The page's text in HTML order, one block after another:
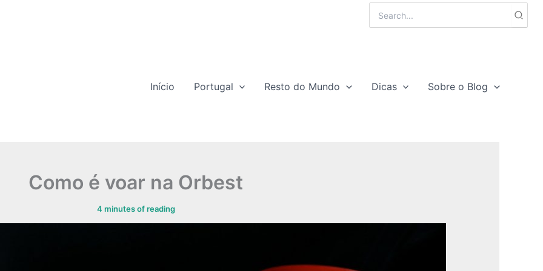
for:
Início Portugal Resto do Mundo Dicas Sobre o Blog
Como é voar na Orbest
4 minutes of reading